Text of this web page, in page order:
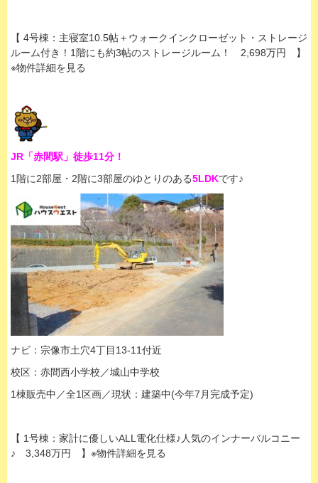
【 4号棟：主寝室10.5帖＋ウォークインクローゼット・ストレージ
ルーム付き！1階にも約3帖のストレージルーム！ 2,698万円 】
※物件詳細を見る
JR「赤間駅」徒歩11分！
1階に2部屋・2階に3部屋のゆとりのある5LDKです♪
ナビ：宗像市土穴4丁目13-11付近
校区：赤間西小学校／城山中学校
1棟販売中／全1区画／現状：建築中(今年7月完成予定)
【 1号棟：家計に優しいALL電化仕様♪人気のインナーバルコニー
♪ 3,348万円 】※物件詳細を見る